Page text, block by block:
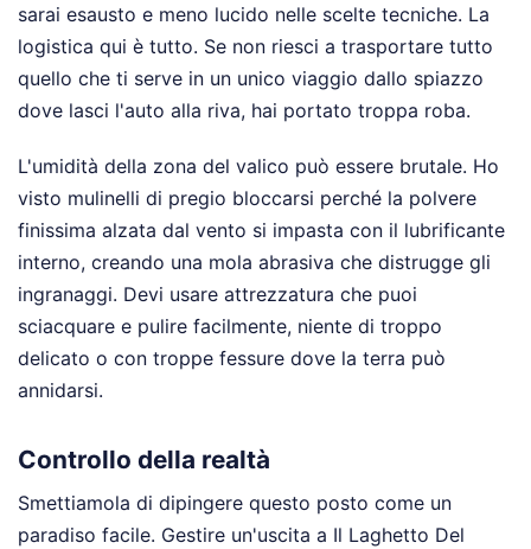
sarai esausto e meno lucido nelle scelte tecniche. La
logistica qui è tutto. Se non riesci a trasportare tutto
quello che ti serve in un unico viaggio dallo spiazzo
dove lasci l'auto alla riva, hai portato troppa roba.
L'umidità della zona del valico può essere brutale. Ho
visto mulinelli di pregio bloccarsi perché la polvere
finissima alzata dal vento si impasta con il lubrificante
interno, creando una mola abrasiva che distrugge gli
ingranaggi. Devi usare attrezzatura che puoi
sciacquare e pulire facilmente, niente di troppo
delicato o con troppe fessure dove la terra può
annidarsi.
Controllo della realtà
Smettiamola di dipingere questo posto come un
paradiso facile. Gestire un'uscita a Il Laghetto Del